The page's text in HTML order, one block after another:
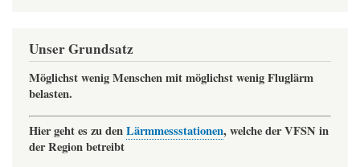
Unser Grundsatz
Möglichst wenig Menschen mit möglichst wenig Fluglärm
belasten.
Hier geht es zu denLärmmessstationen, welche der VFSN in
der Region betreibt